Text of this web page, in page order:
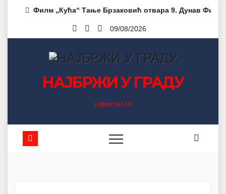
content
Филм „Кућа“ Тање Брзаковић отвара 9. Дунав Филм
09/08/2026
НАЈБРЖИ У ГРАДУ
sdportal.rs